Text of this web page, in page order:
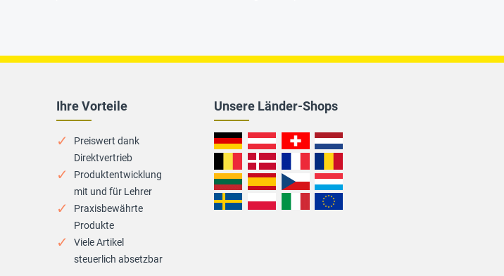
Ihre Vorteile
Preiswert dank
Direktvertrieb
Produktentwicklung
mit und für Lehrer
Praxisbewährte
Produkte
Viele Artikel
steuerlich absetzbar
Unsere Länder-Shops